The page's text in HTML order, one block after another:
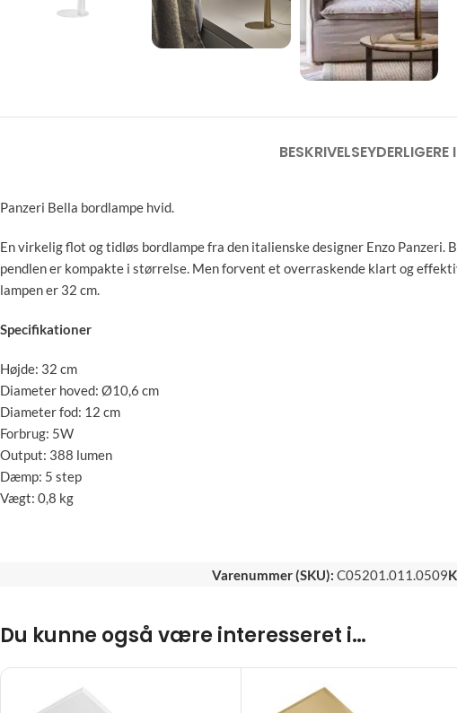
BESKRIVELSE
Panzeri Bella bordlampe hvid.
En virkelig flot og tidløs bordlampe fra den italienske designer Enzo
pendlen er kompakte i størrelse. Men forvent et overraskende klart og
lampen er 32 cm.
Specifikationer
Højde: 32 cm
Diameter hoved: Ø10,6 cm
Diameter fod: 12 cm
Forbrug: 5W
Output: 388 lumen
Dæmp: 5 step
Vægt: 0,8 kg
Varenummer (SKU): C05201.011.0509
Du kunne også være interesseret i…